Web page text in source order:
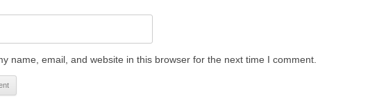
name, email, and website in this browser for the next time I comment.